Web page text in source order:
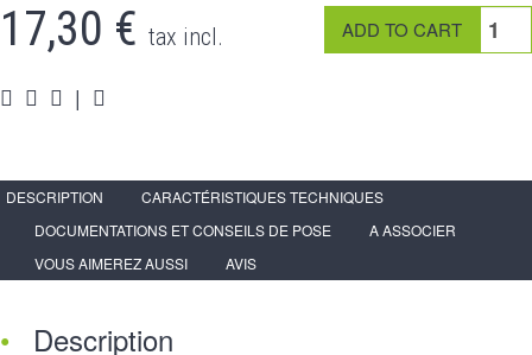
Reseller program - LIVOLO France Official Website
17,30 € tax incl.
|
DESCRIPTION
CARACTÉRISTIQUES TECHNIQUES
DOCUMENTATIONS ET CONSEILS DE POSE
A ASSOCIER
VOUS AIMEREZ AUSSI
AVIS
Description